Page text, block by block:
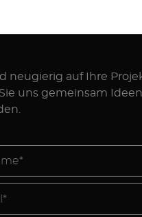
neugierig auf Ihre
Sie uns gemeinsam